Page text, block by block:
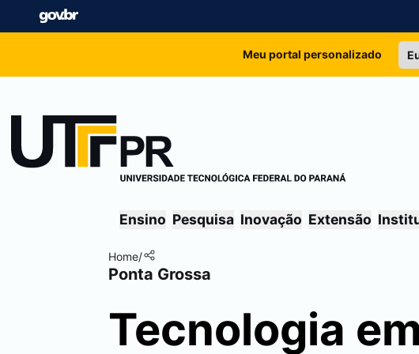
Meu portal personalizado
Ensino Pesquisa Inovação Extensão
Home/
Ponta Grossa
Tecnologia